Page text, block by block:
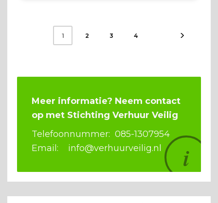
1 2 3 4
Meer informatie? Neem contact
op met Stichting Verhuur Veilig
Telefoonnummer: 085-1307954
Email: info@verhuurveilig.nl